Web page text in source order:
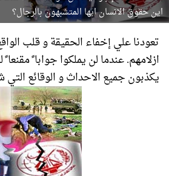
اين حقوق الانسان ايها المتشبهون بالرجال؟
تعودنا علي إخفاء الحقيقة و قلب
ازلامهم. عندما لن يملكوا جوابا ً مقنعا
يكذبون جميع الاحداث و الوقائع